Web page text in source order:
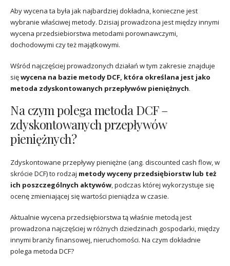
Aby wycena ta była jak najbardziej dokładna, konieczne jest
wybranie właściwej metody. Dzisiaj prowadzona jest między innymi
wycena przedsiebiorstwa metodami porownawczymi,
dochodowymi czy też majątkowymi.
Wśród najczęściej prowadzonych działań w tym zakresie znajduje
sięwycena na bazie metody DCF, która określana jest jako
metoda zdyskontowanych przepływów pieniężnych.
Na czym polega metoda DCF –
zdyskontowanych przepływów
pieniężnych?
Zdyskontowane przepływy pieniężne (ang. discounted cash flow, w
skrócie DCF) to rodzaj metody wyceny przedsiębiorstw lub też
ich poszczególnych aktywów, podczas której wykorzystuje się
ocenę zmieniającej się wartości pieniądza w czasie.
Aktualnie wycena przedsiębiorstwa tą właśnie metodą jest
prowadzona najczęściej w różnych dziedzinach gospodarki, między
innymi branży finansowej, nieruchomości. Na czym dokładnie
polega metoda DCF?